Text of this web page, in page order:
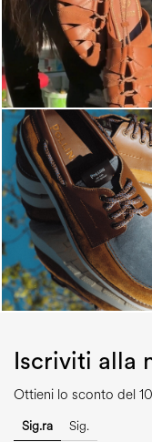
Iscriviti alla
Ottieni lo sconto del
Sig.ra Sig.